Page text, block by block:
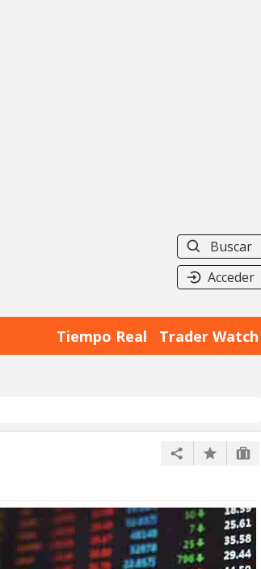
Buscar
Acceder
Tiempo Real Trader Watch